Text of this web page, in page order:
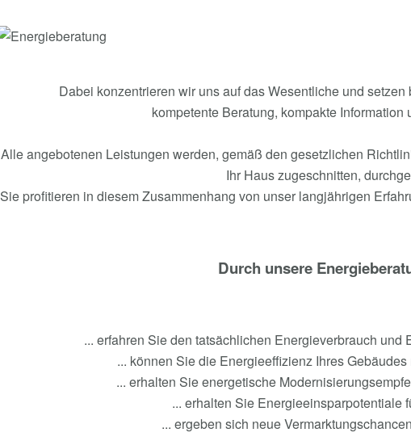
Dabei konzentrieren wir uns auf das Wesentliche und
kompetente Beratung, kompakte Information
Alle angebotenen Leistungen werden, gemäß den gesetzlichen
Ihr Haus zugeschnitten,
Sie profitieren in diesem Zusammenhang von unser langjährigen
Durch unsere
... erfahren Sie den tatsächlichen Energieverbrauch und
... können Sie die Energieeffizienz Ihres
... erhalten Sie energetische
... erhalten Sie Energieeinsparpotentiale
... ergeben sich neue